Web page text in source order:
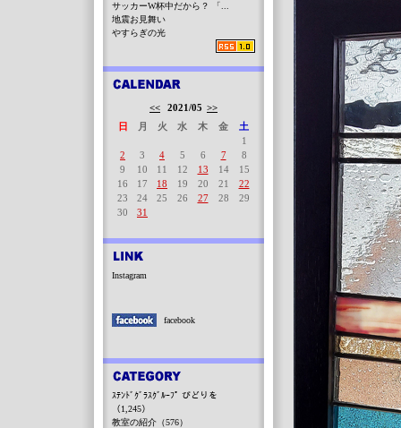
サッカーW杯中だから？ 「...
地震お見舞い
やすらぎの光
<< 2021/05 >>
日
月 火 水 木 金
土
1
2
3 4 5 6 7
8
9
10 11 12 13 14
15
16
17 18 19 20 21
22
23
24 25 26 27 28
29
30
31
Instagram
facebook
ｽﾃﾝﾄﾞｸﾞﾗｽｸﾞﾙｰﾌﾟ びどりを
（1,245）
教室の紹介（576）